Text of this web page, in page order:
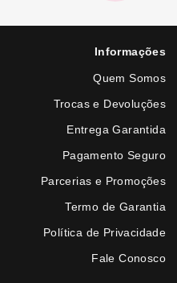
Informações
Quem Somos
Trocas e Devoluções
Entrega Garantida
Pagamento Seguro
Parcerias e Promoções
Termo de Garantia
Política de Privacidade
Fale Conosco